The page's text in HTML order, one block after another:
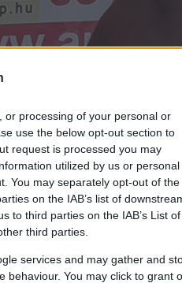
or processing of your personal or
use the below opt-out section to
request is processed you may
utilized by us or personal
You may separately opt-out of the
on the IAB’s list of
to third parties on the IAB’s List of
third parties.
services and may gather and
behaviour. You may click to grant